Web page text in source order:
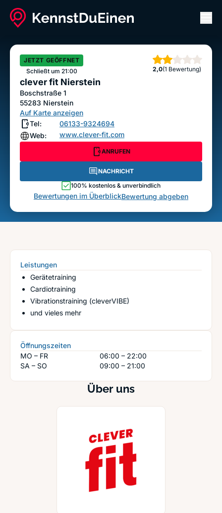
clever fit Nierstein
ANRUFEN NACHRICHT
JETZT GEÖFFNET
Schließt um 21:00
2,0
Sterne
(1 Bewertung)
clever fit Nierstein
Boschstraße 1
55283 Nierstein
Auf Karte anzeigen
Tel:
06133-9324694
Web:
www.clever-fit.com
ANRUFEN
NACHRICHT
100% kostenlos & unverbindlich
Bewertungen im ÜberblickBewertung abgeben
Über uns
Leistungen
Gerätetraining
Cardiotraining
Vibrationstraining (cleverVIBE)
und vieles mehr
Öffnungszeiten
MO – FR
06:00 – 22:00
SA – SO
09:00 – 21:00